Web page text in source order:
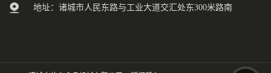
地址：诸城市人民东路与工业大道交汇处东300米路南